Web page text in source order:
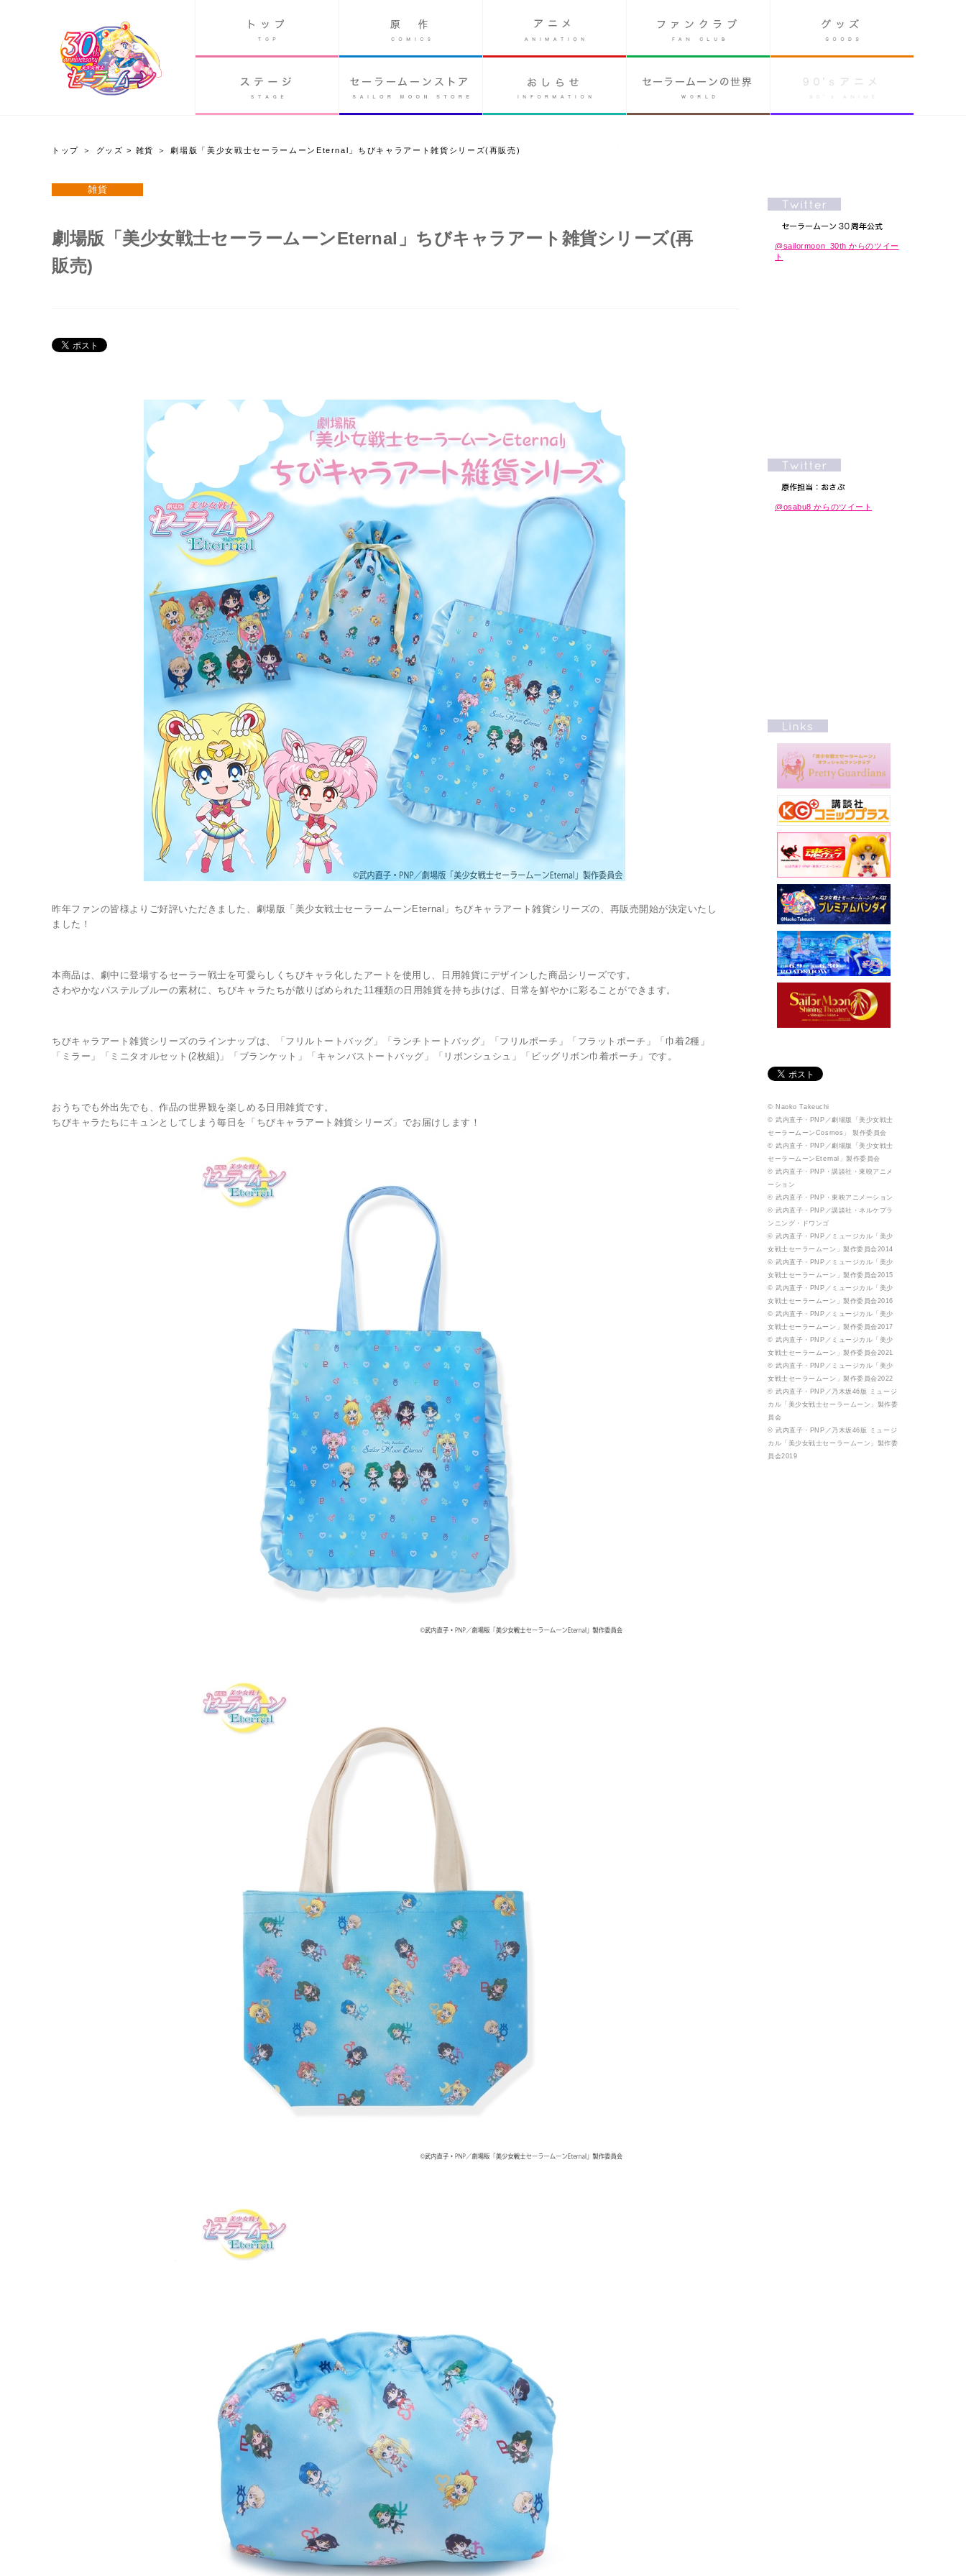
90's アニメPAST ANIME
トップ グッズ > 雑貨 劇場版「美少女戦士セーラームーンEternal」ちびキャラアート雑貨シリーズ(再販売)
雑貨
劇場版「美少女戦士セーラームーンEternal」ちびキャラアート雑貨シリーズ(再
販売)
昨年ファンの皆様よりご好評いただきました、劇場版「美少女戦士セーラームーンEternal」ちびキャラアート雑貨シリーズの、再販売開始が決定いたし
ました！
本商品は、劇中に登場するセーラー戦士を可愛らしくちびキャラ化したアートを使用し、日用雑貨にデザインした商品シリーズです。
さわやかなパステルブルーの素材に、ちびキャラたちが散りばめられた11種類の日用雑貨を持ち歩けば、日常を鮮やかに彩ることができます。
ちびキャラアート雑貨シリーズのラインナップは、「フリルトートバッグ」「ランチトートバッグ」「フリルポーチ」「フラットポーチ」「巾着2種」
「ミラー」「ミニタオルセット(2枚組)」「ブランケット」「キャンバストートバッグ」「リボンシュシュ」「ビッグリボン巾着ポーチ」です。
おうちでも外出先でも、作品の世界観を楽しめる日用雑貨です。
ちびキャラたちにキュンとしてしまう毎日を「ちびキャラアート雑貨シリーズ」でお届けします！
@sailormoon_30th からのツイー
ト
Twitter 原作担当：おさぶ@osabu8
@osabu8 からのツイート
© Naoko Takeuchi
© 武内直子・PNP／劇場版「美少女戦士
セーラームーンCosmos」 製作委員会
© 武内直子・PNP／劇場版「美少女戦士
セーラームーンEternal」製作委員会
© 武内直子・PNP・講談社・東映アニメ
ーション
© 武内直子・PNP・東映アニメーション
© 武内直子・PNP／講談社・ネルケプラ
ンニング・ドワンゴ
© 武内直子・PNP／ミュージカル「美少
女戦士セーラームーン」製作委員会2014
© 武内直子・PNP／ミュージカル「美少
女戦士セーラームーン」製作委員会2015
© 武内直子・PNP／ミュージカル「美少
女戦士セーラームーン」製作委員会2016
© 武内直子・PNP／ミュージカル「美少
女戦士セーラームーン」製作委員会2017
© 武内直子・PNP／ミュージカル「美少
女戦士セーラームーン」製作委員会2021
© 武内直子・PNP／ミュージカル「美少
女戦士セーラームーン」製作委員会2022
© 武内直子・PNP／乃木坂46版 ミュージ
カル「美少女戦士セーラームーン」製作委
員会
© 武内直子・PNP／乃木坂46版 ミュージ
カル「美少女戦士セーラームーン」製作委
員会2019